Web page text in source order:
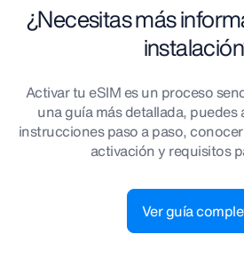
¿Necesitas más
Activar tu eSIM es un proceso
una guía más detallada, puedes
instrucciones paso a paso,
activación y requisitos
Ver guía